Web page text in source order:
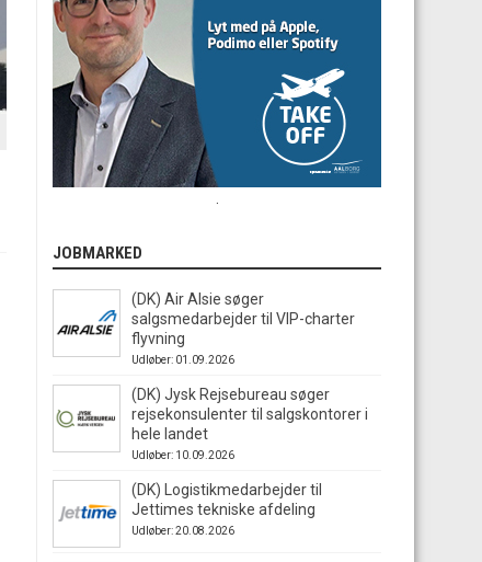
JOBMARKED
(DK) Air Alsie søger
salgsmedarbejder til VIP-charter
flyvning
Udløber: 01.09.2026
(DK) Jysk Rejsebureau søger
rejsekonsulenter til salgskontorer i
hele landet
Udløber: 10.09.2026
(DK) Logistikmedarbejder til
Jettimes tekniske afdeling
Udløber: 20.08.2026